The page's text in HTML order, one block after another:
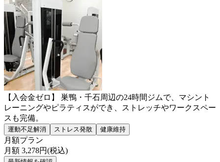
【入会金ゼロ】 巣鴨・千石周辺の24時間ジムで、マシント
レーニングやピラティスができ、ストレッチやワークスペー
スも完備。
運動不足解消 ストレス発散 健康維持
月額プラン
月額 3,278円(税込)